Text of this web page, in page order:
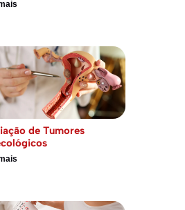
de Tumores